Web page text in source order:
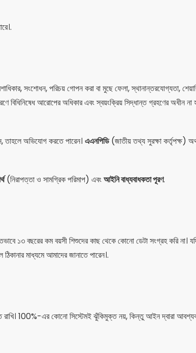
সংশোধন, পরিচয় গোপন করা বা মুছে ফেলা, স্থানান্তরযোগ্যতা,
আরোপের অধিকার এবং স্বয়ংক্রিয় সিদ্ধান্ত গ্রহণের অধীন
তাহলে অভিযোগ করতে পারেন। এএনপিডি(জাতীয় তথ্য সুরক্ষা কর্তৃপক্ষ)
(নিরাপত্তা ও সামগ্রিক পরিমাপ) এবংআইনি বাধ্যবাধকতা পূরণ.
১৩ বছরের কম বয়সী শিশুদের কাছ থেকে কোনো ডেটা সংগ্রহ করি না।
মাধ্যমে আমাদের জানাতে পারেন।.
রাখি। 100%-এর কোনো সিস্টেমই ঝুঁকিমুক্ত নয়, কিন্তু আইন দ্বারা